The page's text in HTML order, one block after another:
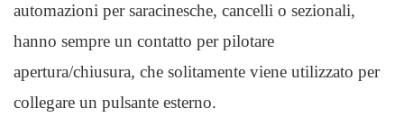
automazioni per saracinesche, cancelli o sezionali,
hanno sempre un contatto per pilotare
apertura/chiusura, che solitamente viene utilizzato per
collegare un pulsante esterno.